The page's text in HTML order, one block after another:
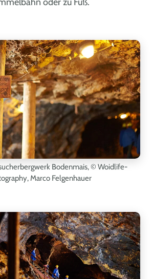
Bodenmais,© Woidlife-
Marco Felgenhauer